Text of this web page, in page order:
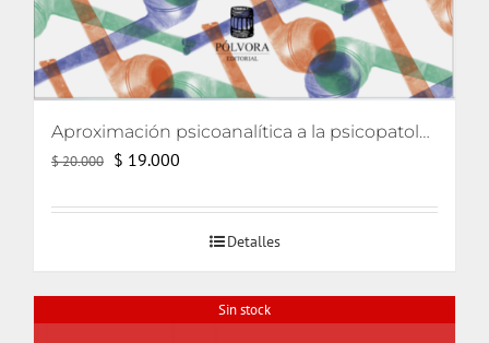
Aproximación psicoanalítica a la psicopatología (Curso de psicología 2006)
$20.000 El
original
$ 19.000
actual
Detalles
Sin stock